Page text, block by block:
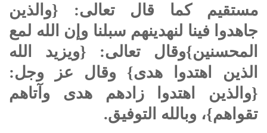
مستقيم كما قال تعالى: {والذين
جاهدوا فينا لنهدينهم سبلنا وإن الله لمع
المحسنين}وقال تعالى: {ويزيد الله
الذين اهتدوا هدى} وقال عز وجل:
{والذين اهتدوا زادهم هدى وآتاهم
تقواهم}، وبالله التوفيق.